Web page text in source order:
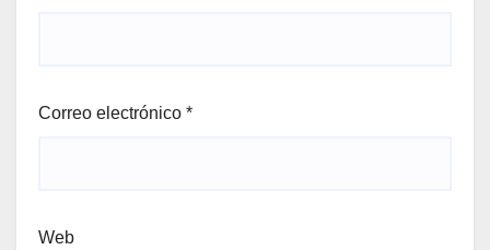
Correo electrónico *
Web